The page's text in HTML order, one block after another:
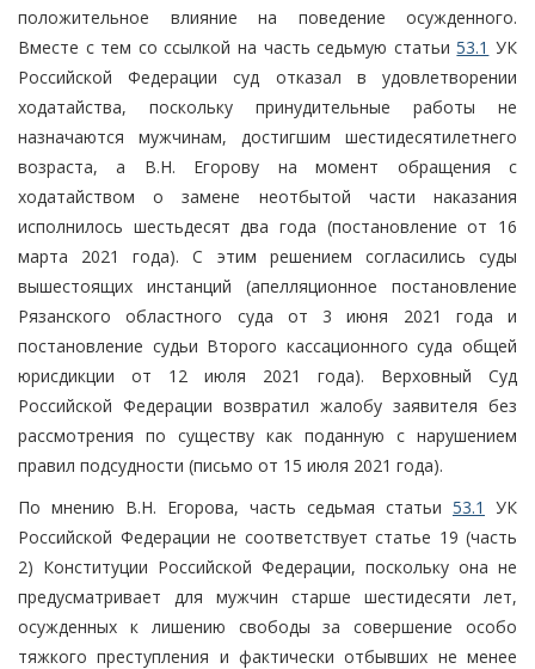
положительное влияние на поведение осужденного.
Вместе с тем со ссылкой на часть седьмую статьи53.1 УК
Российской Федерации суд отказал в удовлетворении
ходатайства, поскольку принудительные работы не
назначаются мужчинам, достигшим шестидесятилетнего
возраста, а В.Н. Егорову на момент обращения с
ходатайством о замене неотбытой части наказания
исполнилось шестьдесят два года (постановление от 16
марта 2021 года). С этим решением согласились суды
вышестоящих инстанций (апелляционное постановление
Рязанского областного суда от 3 июня 2021 года и
постановление судьи Второго кассационного суда общей
юрисдикции от 12 июля 2021 года). Верховный Суд
Российской Федерации возвратил жалобу заявителя без
рассмотрения по существу как поданную с нарушением
правил подсудности (письмо от 15 июля 2021 года).
По мнению В.Н. Егорова, часть седьмая статьи 53.1
УК
Российской Федерации не соответствует статье 19 (часть
2) Конституции Российской Федерации, поскольку она не
предусматривает для мужчин старше шестидесяти лет,
осужденных к лишению свободы за совершение особо
тяжкого преступления и фактически отбывших не менее